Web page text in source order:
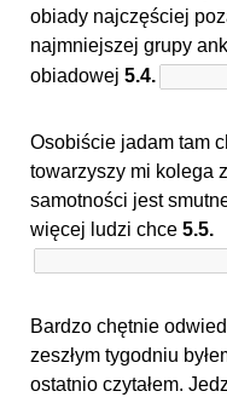
obiady najczęściej
najmniejszej grupy
obiadowej 5.4.
Osobiście jadam tam
towarzyszy mi kolega
samotności jest
więcej ludzi chce 5.5.
Bardzo chętnie
zeszłym tygodniu
ostatnio czytałem.